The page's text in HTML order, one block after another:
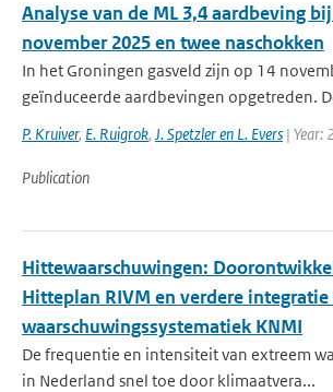
Analyse van de ML 3,4 aardbeving
november 2025 en twee naschokken
In het Groningen gasveld zijn op 14
geïnduceerde aardbevingen opgetreden.
P. Kruiver, E. Ruigrok, J. Spetzler en L. Evers | Year:
Publication
Hittewaarschuwingen:
Hitteplan RIVM en verdere
waarschuwingssystematiek KNMI
De frequentie en intensiteit van extreem
in Nederland snel toe door klimaatvera...